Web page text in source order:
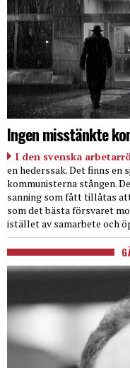
Ingen misstänkte
I den svenska
en hederssak. Det finns
kommunisterna stången.
sanning som fått tillåtas
som det bästa försvaret
istället av samarbete och